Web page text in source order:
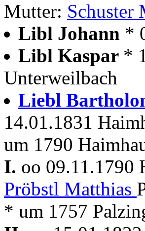
Mutter: Schuster
Libl Johann *
Libl Kaspar *
Unterweilbach
Liebl
14.01.1831
um 1790
I. oo 09.11.1790
Pröbstl Matthias
* um 1757